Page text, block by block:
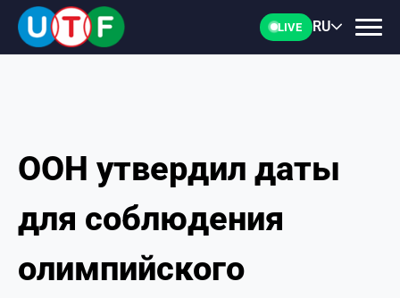
LIVE RU
ГЛАВНАЯ
ФТУ
НОВОСТИ
ООН утвердил даты
для соблюдения
олимпийского